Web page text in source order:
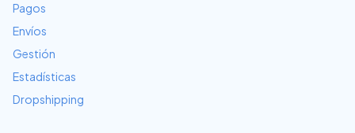
Pagos
Envíos
Gestión
Estadísticas
Dropshipping